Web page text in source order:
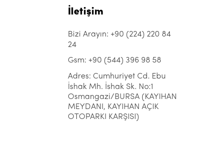
İletişim
Bizi Arayın: +90 (224) 220 84
24
Gsm: +90 (544) 396 98 58
Adres: Cumhuriyet Cd. Ebu
İshak Mh. İshak Sk. No:1
Osmangazi/BURSA (KAYIHAN
MEYDANI, KAYIHAN AÇIK
OTOPARKI KARŞISI)